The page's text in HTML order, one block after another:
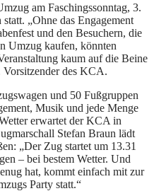
am Faschingssonntag, 3.
„Ohne das Engagement
und den Besuchern, die
Umzug kaufen, könnten
kaum auf die Beine
Vorsitzender des KCA.
und 50 Fußgruppen
Musik und jede Menge
erwartet der KCA in
Stefan Braun lädt
„Der Zug startet um 13.31
– bei bestem Wetter. Und
hat, kommt einfach mit zur
Party statt.“